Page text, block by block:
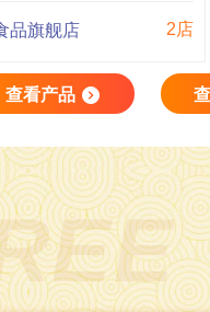
品旗舰店 2店
查看产品